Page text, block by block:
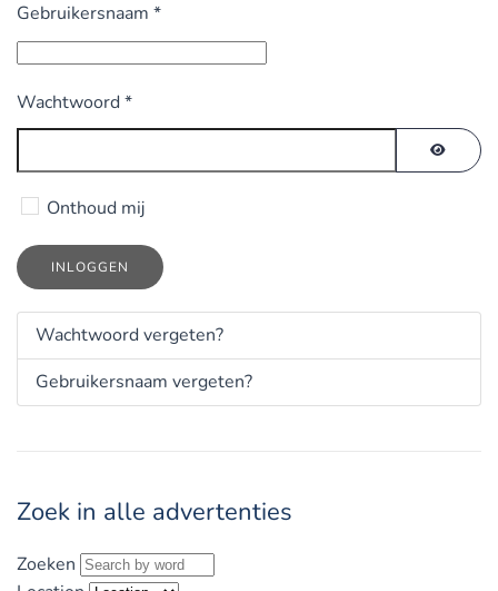
Gebruikersnaam *
Wachtwoord *
Onthoud mij
INLOGGEN
Wachtwoord vergeten?
Gebruikersnaam vergeten?
Zoek in alle advertenties
Zoeken